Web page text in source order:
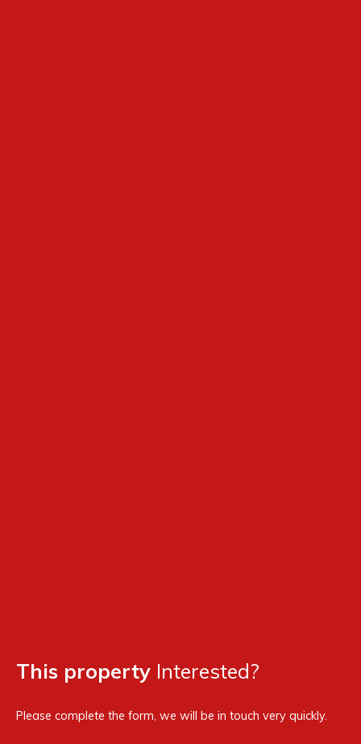
This property Interested?
Please complete the form, we will be in touch very quickly.